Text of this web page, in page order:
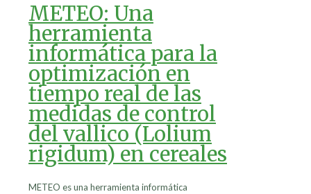
METEO: Una
herramienta
informática para la
optimización en
tiempo real de las
medidas de control
del vallico (Lolium
rigidum) en cereales
METEO es una herramienta informática